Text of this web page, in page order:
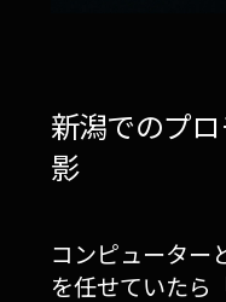
新潟でのプ
影
コンピューター
を任せていたら